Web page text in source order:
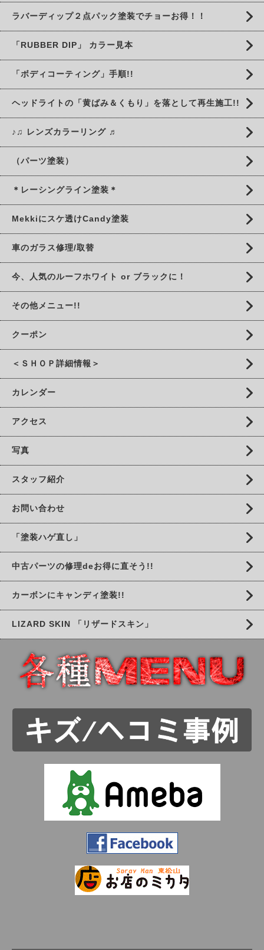
ラバーディップ２点パック塗装でチョーお得！！
「RUBBER DIP」 カラー見本
「ボディコーティング」手順!!
ヘッドライトの「黄ばみ＆くもり」を落として再生施工!!
♪♫ レンズカラーリング ♬
（パーツ塗装）
＊レーシングライン塗装＊
Mekkiにスケ透けCandy塗装
車のガラス修理/取替
今、人気のルーフホワイト or ブラックに！
その他メニュー!!
クーポン
＜ＳＨＯＰ詳細情報＞
カレンダー
アクセス
写真
スタッフ紹介
お問い合わせ
「塗装ハゲ直し」
中古パーツの修理deお得に直そう!!
カーボンにキャンディ塗装!!
LIZARD SKIN 「リザードスキン」